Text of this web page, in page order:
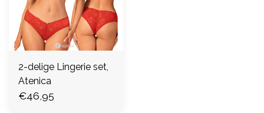
2-delige Lingerie set,
Atenica
€46,95